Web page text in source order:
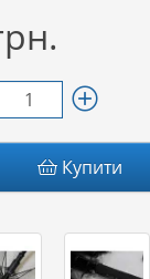
Купити